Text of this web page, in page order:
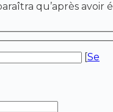
qu’après avoir
[Se